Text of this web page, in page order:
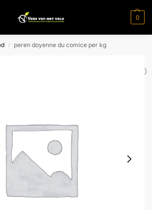
0
/ peren doyenne du comice per kg